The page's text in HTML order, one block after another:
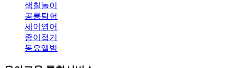
색칠놀이
공룡탐험
세이영어
종이접기
동요앨범